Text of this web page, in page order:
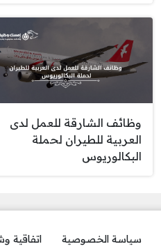
وظائف الشارقة للعمل لدى
العربية للطيران لحملة
البكالوريوس
سياسة الخصوصية اتفاقية